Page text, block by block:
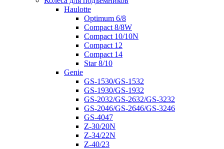
Haulotte
Optimum 6/8
Compact 8/8W
Compact 10/10N
Compact 12
Compact 14
Star 8/10
Genie
GS-1530/GS-1532
GS-1930/GS-1932
GS-2032/GS-2632/GS-3232
GS-2046/GS-2646/GS-3246
GS-4047
Z-30/20N
Z-34/22N
Z-40/23